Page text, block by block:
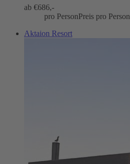
ab €686,-
pro PersonPreis pro Person
Aktaion Resort